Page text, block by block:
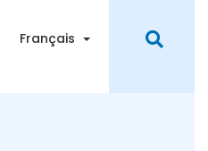
Français Toggle Dropdown